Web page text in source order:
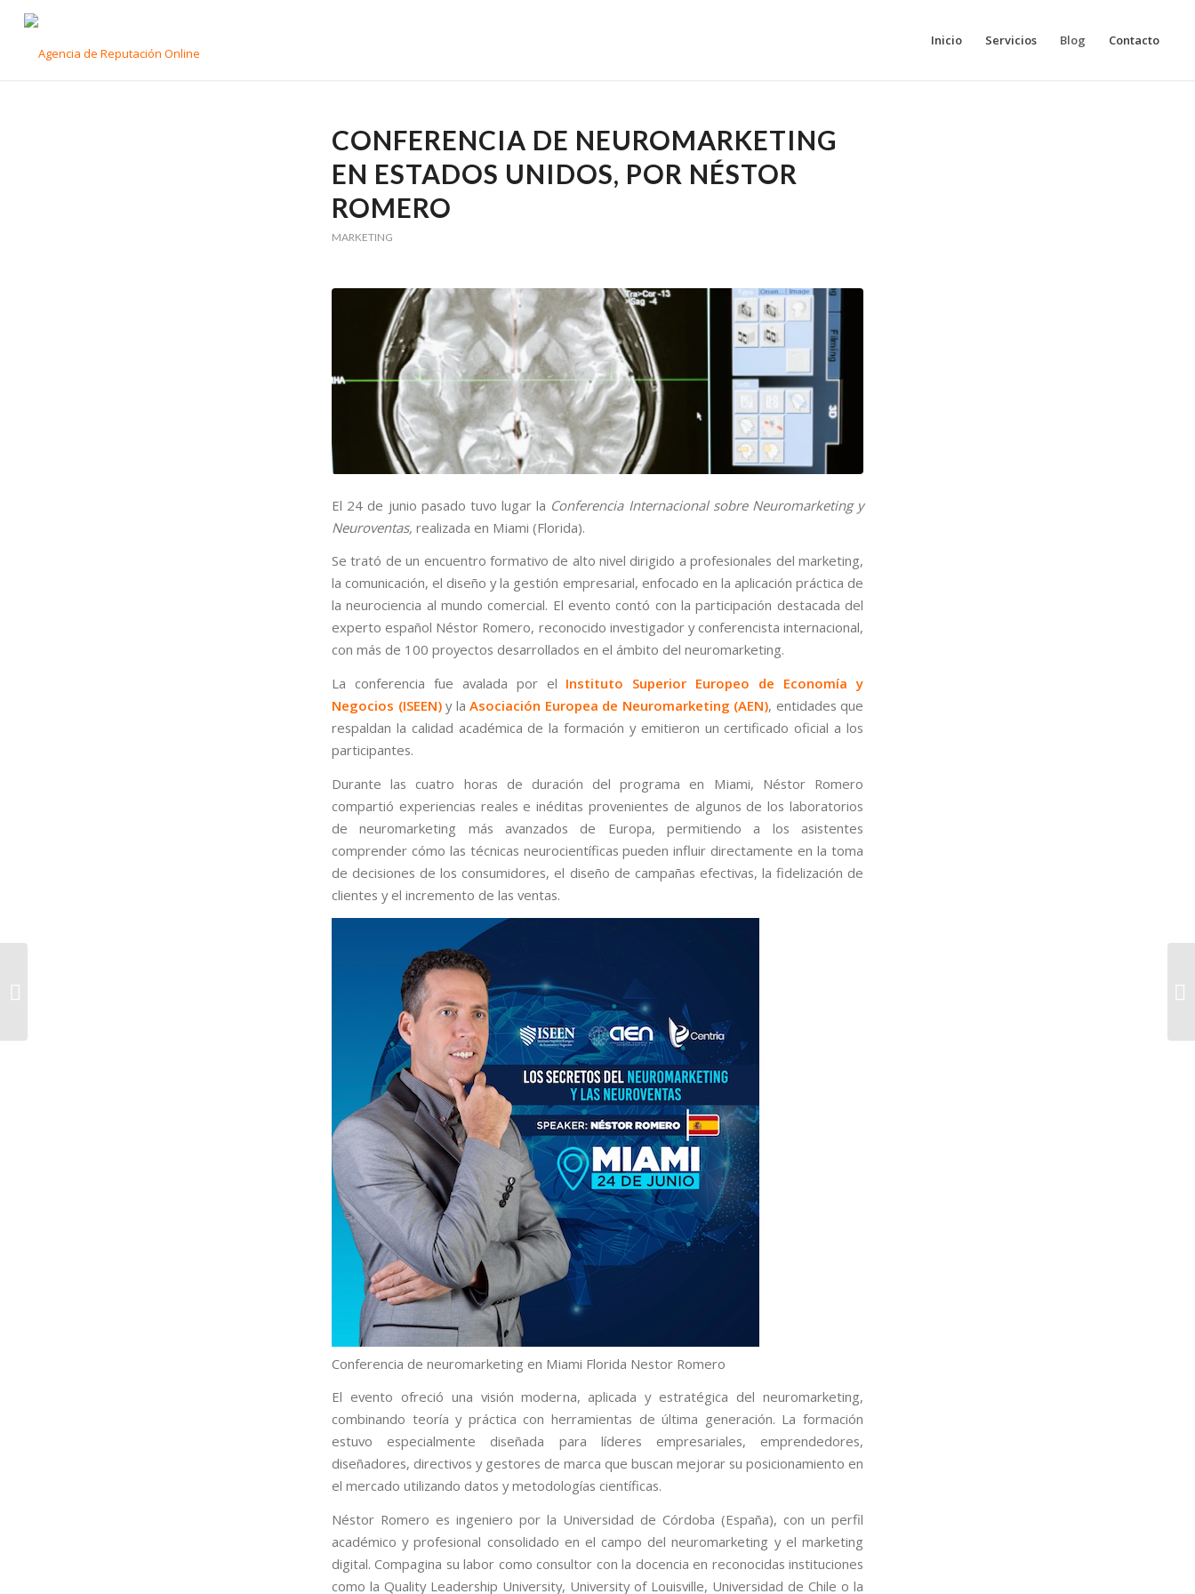
Inicio Servicios Blog Contacto
CONFERENCIA DE NEUROMARKETING
EN ESTADOS UNIDOS, POR NÉSTOR
ROMERO
MARKETING
El 24 de junio pasado tuvo lugar la Conferencia Internacional sobre Neuromarketing y
Neuroventas, realizada en Miami (Florida).
Se trató de un encuentro formativo de alto nivel dirigido a profesionales del marketing,
la comunicación, el diseño y la gestión empresarial, enfocado en la aplicación práctica de
la neurociencia al mundo comercial. El evento contó con la participación destacada del
experto español Néstor Romero, reconocido investigador y conferencista internacional,
con más de 100 proyectos desarrollados en el ámbito del neuromarketing.
La conferencia fue avalada por el Instituto Superior Europeo de Economía y
Negocios (ISEEN)y la Asociación Europea de Neuromarketing (AEN), entidades que
respaldan la calidad académica de la formación y emitieron un certificado oficial a los
participantes.
Durante las cuatro horas de duración del programa en Miami, Néstor Romero
compartió experiencias reales e inéditas provenientes de algunos de los laboratorios
de neuromarketing más avanzados de Europa, permitiendo a los asistentes
comprender cómo las técnicas neurocientíficas pueden influir directamente en la toma
de decisiones de los consumidores, el diseño de campañas efectivas, la fidelización de
clientes y el incremento de las ventas.
Conferencia de neuromarketing en Miami Florida Nestor Romero
El evento ofreció una visión moderna, aplicada y estratégica del neuromarketing,
combinando teoría y práctica con herramientas de última generación. La formación
estuvo especialmente diseñada para líderes empresariales, emprendedores,
diseñadores, directivos y gestores de marca que buscan mejorar su posicionamiento en
el mercado utilizando datos y metodologías científicas.
Néstor Romero es ingeniero por la Universidad de Córdoba (España), con un perfil
académico y profesional consolidado en el campo del neuromarketing y el marketing
digital. Compagina su labor como consultor con la docencia en reconocidas instituciones
como la Quality Leadership University, University of Louisville, Universidad de Chile o la